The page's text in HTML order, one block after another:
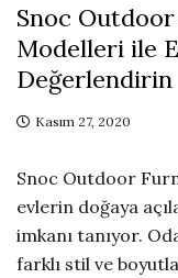
Snoc
Modelleri ile
Değerlendirin
Kasım 27, 2020
Snoc Outdoor
evlerin doğaya
imkanı tanıyor.
farklı stil ve